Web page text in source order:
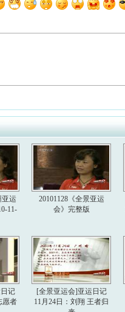
亚运
11-
20101128《全景亚运
会》完整版
记
愿者
[全景亚运会]亚运日记
11月24日：刘翔 王者归